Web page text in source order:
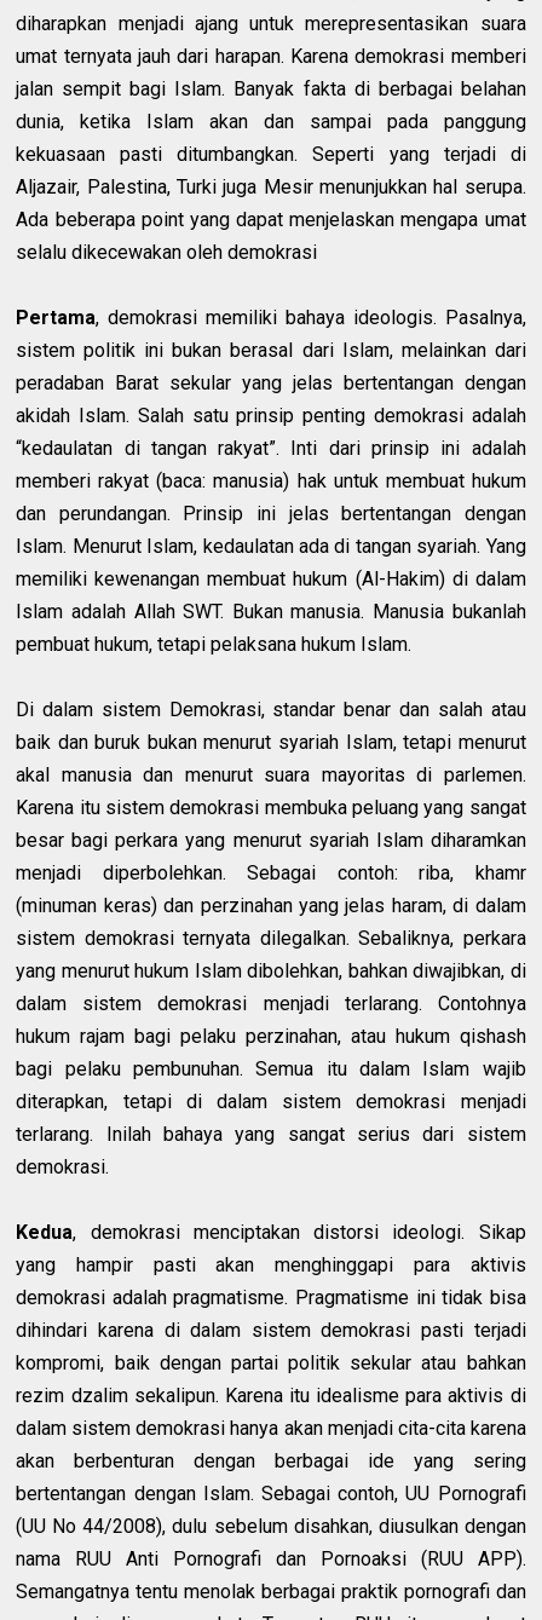
diharapkan menjadi ajang untuk merepresentasikan suara
umat ternyata jauh dari harapan. Karena demokrasi memberi
jalan sempit bagi Islam. Banyak fakta di berbagai belahan
dunia, ketika Islam akan dan sampai pada panggung
kekuasaan pasti ditumbangkan. Seperti yang terjadi di
Aljazair, Palestina, Turki juga Mesir menunjukkan hal serupa.
Ada beberapa point yang dapat menjelaskan mengapa umat
selalu dikecewakan oleh demokrasi
Pertama, demokrasi memiliki bahaya ideologis. Pasalnya,
sistem politik ini bukan berasal dari Islam, melainkan dari
peradaban Barat sekular yang jelas bertentangan dengan
akidah Islam. Salah satu prinsip penting demokrasi adalah
“kedaulatan di tangan rakyat”. Inti dari prinsip ini adalah
memberi rakyat (baca: manusia) hak untuk membuat hukum
dan perundangan. Prinsip ini jelas bertentangan dengan
Islam. Menurut Islam, kedaulatan ada di tangan syariah. Yang
memiliki kewenangan membuat hukum (Al-Hakim) di dalam
Islam adalah Allah SWT. Bukan manusia. Manusia bukanlah
pembuat hukum, tetapi pelaksana hukum Islam.
Di dalam sistem Demokrasi, standar benar dan salah atau
baik dan buruk bukan menurut syariah Islam, tetapi menurut
akal manusia dan menurut suara mayoritas di parlemen.
Karena itu sistem demokrasi membuka peluang yang sangat
besar bagi perkara yang menurut syariah Islam diharamkan
menjadi diperbolehkan. Sebagai contoh: riba, khamr
(minuman keras) dan perzinahan yang jelas haram, di dalam
sistem demokrasi ternyata dilegalkan. Sebaliknya, perkara
yang menurut hukum Islam dibolehkan, bahkan diwajibkan, di
dalam sistem demokrasi menjadi terlarang. Contohnya
hukum rajam bagi pelaku perzinahan, atau hukum qishash
bagi pelaku pembunuhan. Semua itu dalam Islam wajib
diterapkan, tetapi di dalam sistem demokrasi menjadi
terlarang. Inilah bahaya yang sangat serius dari sistem
demokrasi.
Kedua, demokrasi menciptakan distorsi ideologi. Sikap
yang hampir pasti akan menghinggapi para aktivis
demokrasi adalah pragmatisme. Pragmatisme ini tidak bisa
dihindari karena di dalam sistem demokrasi pasti terjadi
kompromi, baik dengan partai politik sekular atau bahkan
rezim dzalim sekalipun. Karena itu idealisme para aktivis di
dalam sistem demokrasi hanya akan menjadi cita-cita karena
akan berbenturan dengan berbagai ide yang sering
bertentangan dengan Islam. Sebagai contoh, UU Pornografi
(UU No 44/2008), dulu sebelum disahkan, diusulkan dengan
nama RUU Anti Pornografi dan Pornoaksi (RUU APP).
Semangatnya tentu menolak berbagai praktik pornografi dan